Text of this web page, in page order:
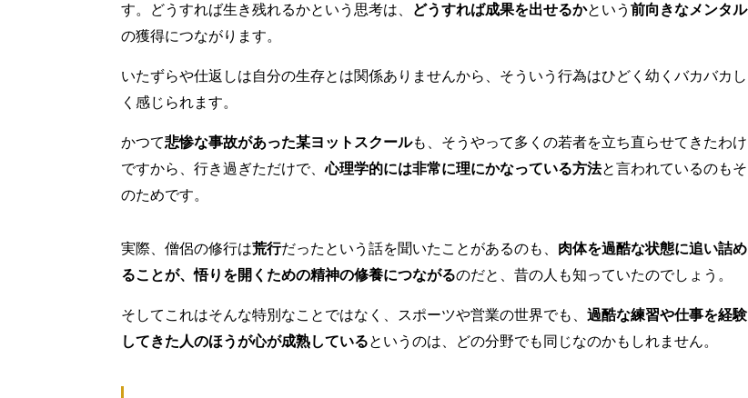
す。どうすれば生き残れるかという思考は、
どうすれば成果を出せるかという 前向きなメンタル
の獲得につながります。
いたずらや仕返しは自分の生存とは関係ありませんから、そういう行為はひどく幼くバカバカし
く感じられます。
かつて悲惨な事故があった某ヨットスクールも、そうやって多くの若者を立ち直らせてきたわけ
ですから、行き過ぎただけで、心理学的には非常に理にかなっている方法と言われているのもそ
のためです。
実際、僧侶の修行は荒行だったという話を聞いたことがあるのも、 肉体を過酷な状態に追い詰め
ることが、悟りを開くための精神の修養につながるのだと、昔の人も知っていたのでしょう。
そしてこれはそんな特別なことではなく、スポーツや営業の世界でも、 過酷な練習や仕事を経験
してきた人のほうが心が成熟しているというのは、どの分野でも同じなのかもしれません。